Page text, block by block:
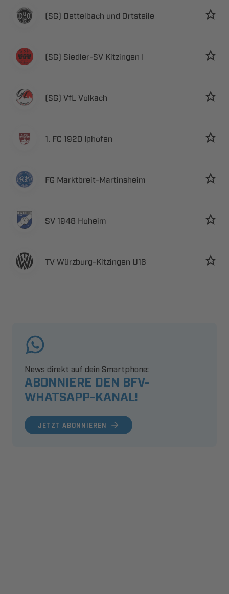
   
 ​  
  
   
 ​
  
 ​ 
ABONNIERE DEN BFV-
WHATSAPP-KANAL!
News direkt auf dein Smartphone:
JETZT ABONNIEREN